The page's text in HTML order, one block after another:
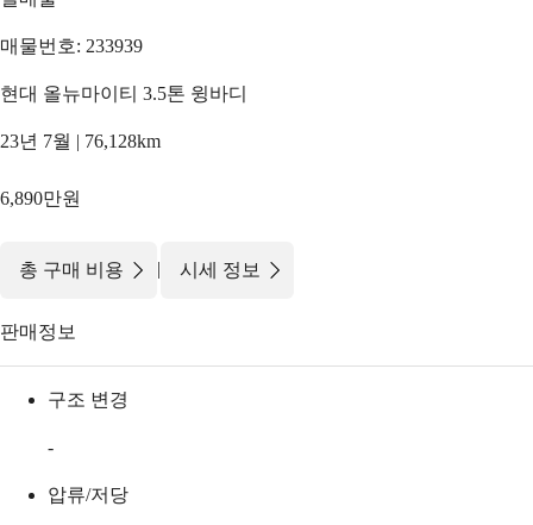
매물번호: 233939
현대 올뉴마이티 3.5톤 윙바디
23년 7월 | 76,128km
6,890만원
총 구매 비용 | 시세 정보
판매정보
구조 변경
-
압류/저당